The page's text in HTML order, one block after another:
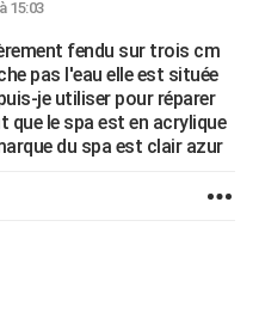
15:03
fendu sur trois cm
pas l'eau elle est située
je utiliser pour réparer
le spa est en acrylique
du spa est clair azur